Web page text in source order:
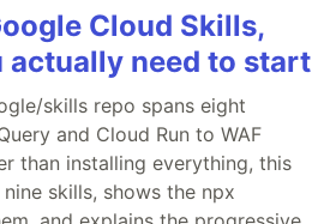
Cloud Skills,
actually need to start
skills repo spans eight
and Cloud Run to WAF
than installing everything, this
skills, shows the npx